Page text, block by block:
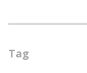
(ARGH)
Tag